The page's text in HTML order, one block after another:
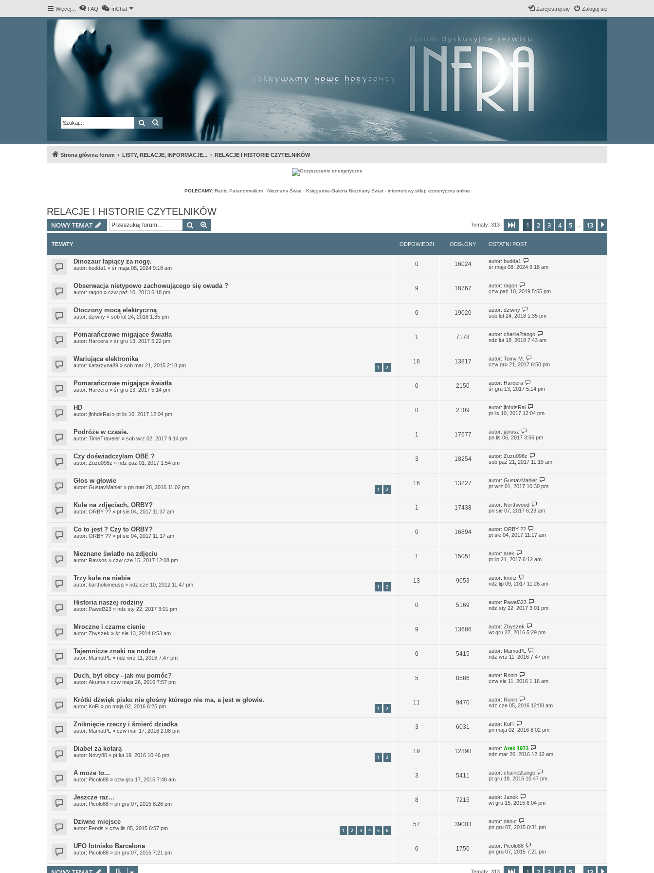
Więcej… FAQ mChat Zaloguj się
Zarejestruj się
Szukaj Wyszukiwanie zaawansowane
Strona główna forum LISTY, RELACJE, INFORMACJE... RELACJE I HISTORIE CZYTELNIKÓW
POLECAMY: Radio Paranormalium· Nieznany Świat· Księgarnia-Galeria Nieznany Świat - internetowy sklep ezoteryczny online
RELACJE I HISTORIE CZYTELNIKÓW
NOWY TEMAT Szukaj Tematy: 313 Strona1 z13
1 2 3 4 5 13
TEMATY ODPOWIEDZI ODSŁONY OSTATNI POST
Dinozaur łapiący za nogę.
autor: budda1 » śr maja 08, 2024 9:18 am
0 16024 autor: budda1
śr maja 08, 2024 9:18 am
Obserwacja nietypowo zachowującego się owada ?
autor: ragon » czw paź 10, 2013 6:18 pm
9 18767 autor: ragon
czw paź 10, 2019 5:55 pm
Otoczony mocą elektryczną
autor: dziwny » sob lut 24, 2018 1:35 pm
0 19020 autor: dziwny
sob lut 24, 2018 1:35 pm
Pomarańczowe migające światła
autor: Harcera » śr gru 13, 2017 5:22 pm
1 7178 autor: charlie2tango
ndz lut 18, 2018 7:43 am
Wariująca elektronika
autor: katarzyna89 » sob mar 21, 2015 2:18 pm 1 2
18 13817 autor: Tomy M.
czw gru 21, 2017 6:50 pm
Pomarańczowe migające światła
autor: Harcera » śr gru 13, 2017 5:14 pm
0 2150 autor: Harcera
śr gru 13, 2017 5:14 pm
HD
autor: jfnhdsRal » pt lis 10, 2017 12:04 pm
0 2109 autor: jfnhdsRal
pt lis 10, 2017 12:04 pm
Podróże w czasie.
autor: TimeTraveler » sob wrz 02, 2017 9:14 pm
1 17677 autor: janusz
pn lis 06, 2017 3:56 pm
Czy doświadczylam OBE ?
autor: Zuzu098z » ndz paź 01, 2017 1:54 pm
3 18254 autor: Zuzu098z
sob paź 21, 2017 11:19 am
Głos w głowie
autor: GustavMahler » pn mar 28, 2016 11:02 pm 1 2
16 13227 autor: GustavMahler
pt wrz 01, 2017 10:30 pm
Kule na zdjęciach, ORBY?
autor: ORBY ?? » pt sie 04, 2017 11:37 am
1 17438 autor: Northwood
pn sie 07, 2017 6:23 am
Co to jest ? Czy to ORBY?
autor: ORBY ?? » pt sie 04, 2017 11:17 am
0 16894 autor: ORBY ??
pt sie 04, 2017 11:17 am
Nieznane światło na zdjęciu
autor: Ravsos » czw cze 15, 2017 12:08 pm
1 15051 autor: arek
pt lip 21, 2017 6:12 am
Trzy kule na niebie
autor: bartholomeusq » ndz cze 10, 2012 11:47 pm 1 2
13 9053 autor: knxtz
ndz lip 09, 2017 11:26 am
Historia naszej rodziny
autor: Paweł323 » ndz sty 22, 2017 3:01 pm
0 5169 autor: Paweł323
ndz sty 22, 2017 3:01 pm
Mroczne i czarne cienie
autor: Zbyszek » śr sie 13, 2014 6:53 am
9 13686 autor: Zbyszek
wt gru 27, 2016 5:29 pm
Tajemnicze znaki na nodze
autor: MamutPL » ndz wrz 11, 2016 7:47 pm
0 5415 autor: MamutPL
ndz wrz 11, 2016 7:47 pm
Duch, byt obcy - jak mu pomóc?
autor: Akuma » czw maja 26, 2016 7:57 pm
5 8586 autor: Ronin
czw sie 11, 2016 1:16 am
Krótki dźwięk pisku nie głośny którego nie ma, a jest w głowie.
autor: KoFi » pn maja 02, 2016 6:25 pm 1 2
11 9470 autor: Ronin
ndz cze 05, 2016 12:08 am
Zniknięcie rzeczy i śmierć dziadka
autor: MamutPL » czw mar 17, 2016 2:08 pm
3 6031 autor: KoFi
pn maja 02, 2016 8:02 pm
Diabeł za kotarą
autor: Novy80 » pt lut 19, 2016 10:46 pm 1 2
19 12898 autor: Arek 1973
ndz mar 20, 2016 12:12 am
A może to...
autor: Picolo88 » czw gru 17, 2015 7:48 am
3 5411 autor: charlie2tango
pt gru 18, 2015 10:47 pm
Jeszcze raz...
autor: Picolo88 » pn gru 07, 2015 8:26 pm
8 7215 autor: Janek
wt gru 15, 2015 6:04 pm
Dziwne miejsce
autor: Fenris » czw lis 05, 2015 6:57 pm 1 2 3 4 5 6
57 39003 autor: danut
pn gru 07, 2015 8:31 pm
UFO lotnisko Barcelona
autor: Picolo88 » pn gru 07, 2015 7:21 pm
0 1750 autor: Picolo88
pn gru 07, 2015 7:21 pm
Tematy: 313